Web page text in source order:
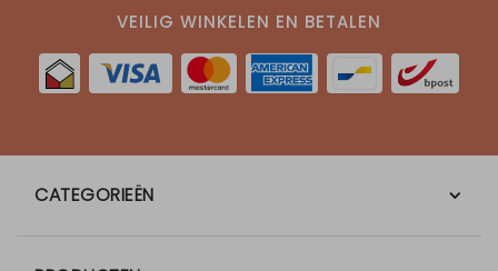
VEILIG WINKELEN EN BETALEN
CATEGORIEËN